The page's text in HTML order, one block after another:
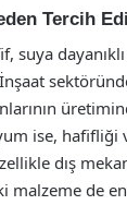
Tercih
suya dayanıklı
ise, hafifliği
dış
malzeme de